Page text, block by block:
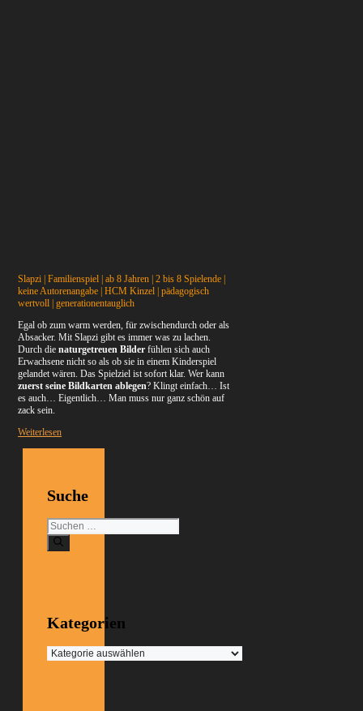
Slapzi | Familienspiel | ab 8 Jahren | 2 bis 8 Spielende |
keine Autorenangabe | HCM Kinzel | pädagogisch
wertvoll | generationentauglich
Egal ob zum warm werden, für zwischendurch oder als
Absacker. Mit Slapzi gibt es immer was zu lachen.
Durch dienaturgetreuen Bilder fühlen sich auch
Erwachsene nicht so als ob sie in einem Kinderspiel
gelandet wären. Das Spielziel ist sofort klar. Wer kann
zuerst seine Bildkarten ablegen? Klingt einfach… Ist
es auch… Eigentlich… Man muss nur ganz schön auf
zack sein.
Weiterlesen
Suche
Suchen
nach:
Kategorien
Kategorien